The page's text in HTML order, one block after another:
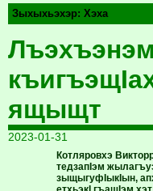
Зыхыхьэхэр:Хэха
ящыщт
2023-01-31
Котляровхэ
тедзапIэм
зыщыгуфIыкIын,